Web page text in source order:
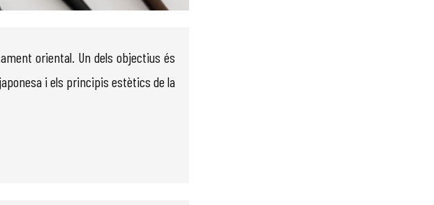
oriental. Un dels objectius és
i els principis estètics de la